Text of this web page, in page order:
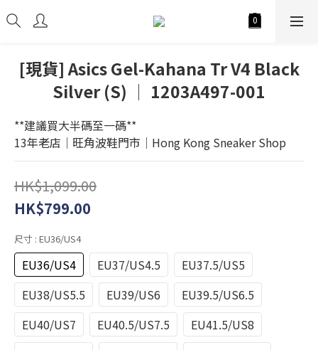
[現貨] Asics Gel-Kahana Tr V4 Black
Silver (S) │ 1203A497-001
**建議買大半碼至一碼**
13年老店│旺角波鞋門市│Hong Kong Sneaker Shop
HK$1,099.00
HK$799.00
尺寸 : EU36/US4
EU36/US4 EU37/US4.5
EU37.5/US5
EU38/US5.5
EU39/US6
EU39.5/US6.5
EU40/US7
EU40.5/US7.5
EU41.5/US8